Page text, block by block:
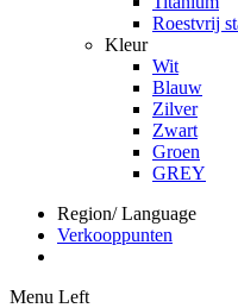
Roestvrij
Kleur
Wit
Blauw
Zilver
Zwart
Groen
GREY
Region/ Language
Verkooppunten
Menu Left